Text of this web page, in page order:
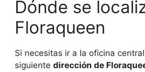
Dónde se
Floraqueen
Si necesitas ir a la oficina
siguiente dirección de